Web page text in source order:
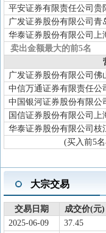
平安证券有限责任公司贵
广发证券股份有限公司青
华泰证券股份有限公司上
卖出金额最大的前5名
广发证券股份有限公司佛
中信万通证券有限责任公
中国银河证券股份有限公
国信证券股份有限公司
华泰证券股份有限公司枝
(买入前5
大宗交易
交易日期 成交价(元)
2025-06-09
37.45